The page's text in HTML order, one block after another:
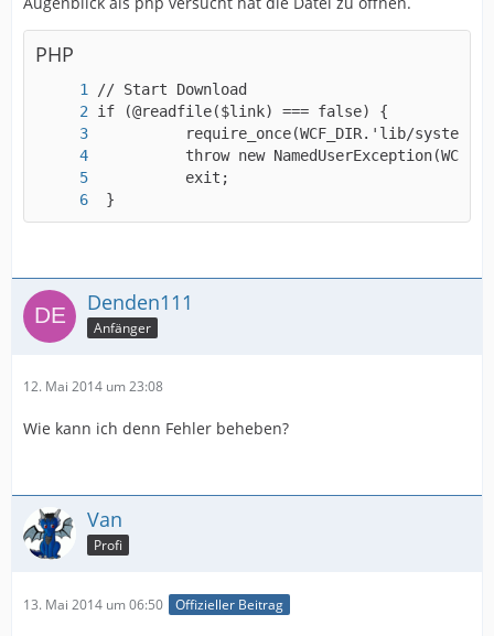
PHP
}
Denden111
Anfänger
12. Mai 2014 um 23:08
Wie kann ich denn Fehler beheben?
Van
Profi
13. Mai 2014 um 06:50 Offizieller Beitrag